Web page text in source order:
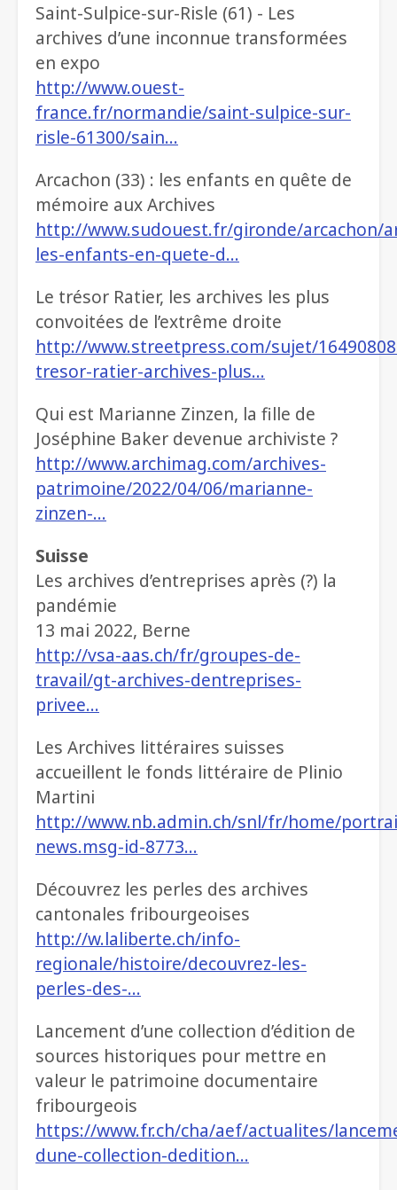
Saint-Sulpice-sur-Risle (61) - Les
archives d’une inconnue transformées
en expo
http://www.ouest-
france.fr/normandie/saint-sulpice-sur-
risle-61300/sain…
Arcachon (33) : les enfants en quête de
mémoire aux Archives
http://www.sudouest.fr/gironde/arcachon/
les-enfants-en-quete-d…
Le trésor Ratier, les archives les plus
convoitées de l’extrême droite
http://www.streetpress.com/sujet/
tresor-ratier-archives-plus…
Qui est Marianne Zinzen, la fille de
Joséphine Baker devenue archiviste ?
http://www.archimag.com/archives-
patrimoine/2022/04/06/marianne-
zinzen-…
Suisse
Les archives d’entreprises après (?) la
pandémie
13 mai 2022, Berne
http://vsa-aas.ch/fr/groupes-de-
travail/gt-archives-dentreprises-
privee…
Les Archives littéraires suisses
accueillent le fonds littéraire de Plinio
Martini
http://www.nb.admin.ch/snl/fr/home/
news.msg-id-8773…
Découvrez les perles des archives
cantonales fribourgeoises
http://w.laliberte.ch/info-
regionale/histoire/decouvrez-les-
perles-des-…
Lancement d’une collection d’édition de
sources historiques pour mettre en
valeur le patrimoine documentaire
fribourgeois
https://www.fr.ch/cha/aef/actualites/
dune-collection-dedition…